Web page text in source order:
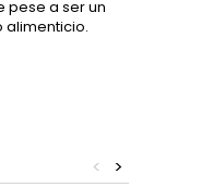
pese a ser un
alimenticio.
>
<